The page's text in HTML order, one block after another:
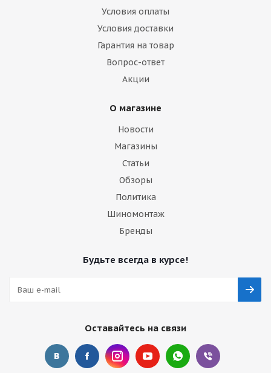
Условия оплаты
Условия доставки
Гарантия на товар
Вопрос-ответ
Акции
О магазине
Новости
Магазины
Статьи
Обзоры
Политика
Шиномонтаж
Бренды
Будьте всегда в курсе!
Оставайтесь на связи